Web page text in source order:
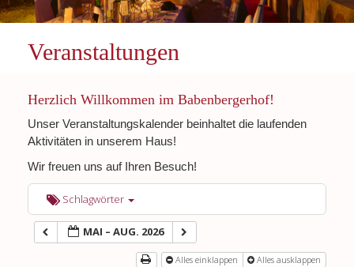
Veranstaltungen
Herzlich Willkommen im Babenbergerhof!
Unser Veranstaltungskalender beinhaltet die laufenden
Aktivitäten in unserem Haus!
Wir freuen uns auf Ihren Besuch!
Schlagwörter
MAI – AUG. 2026
Alles einklappen Alles ausklappen